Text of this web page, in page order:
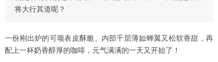
将大行其道呢？
一份刚出炉的可颂表皮酥脆、内部千层薄如蝉翼又松软香甜，再
配上一杯奶香醇厚的咖啡，元气满满的一天又开始了！